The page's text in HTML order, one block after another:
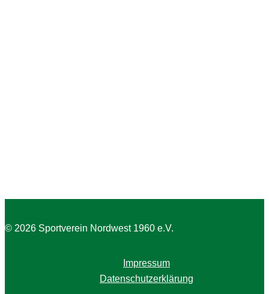
© 2026 Sportverein Nordwest 1960 e.V.
Impressum
Datenschutzerklärung